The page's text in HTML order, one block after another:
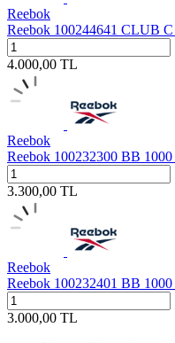
Reebok
Reebok 100244641 CLUB
4.000,00 TL
Reebok
Reebok 100232300 BB 1000
3.300,00 TL
Reebok
Reebok 100232401 BB
3.000,00 TL